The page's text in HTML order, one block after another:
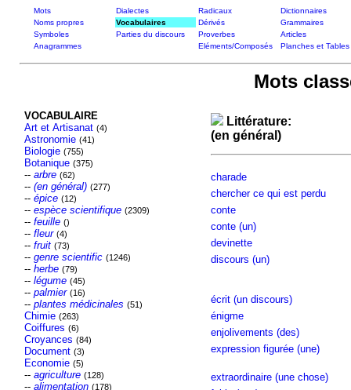
Mots Dialectes Radicaux
Dictionnaires
Noms propres
Vocabulaires Dérivés
Grammaires
Symboles
Parties du discours Proverbes
Articles
Anagrammes
Eléments/Composés Planches et Tables
Mots
VOCABULAIRE
Art et Artisanat (4)
Astronomie (41)
Biologie (755)
Botanique (375)
-- arbre (62)
-- (en général) (277)
-- épice (12)
-- espèce scientifique (2309)
-- feuille ()
-- fleur (4)
-- fruit (73)
-- genre scientific (1246)
-- herbe (79)
-- légume (45)
-- palmier (16)
-- plantes médicinales (51)
Chimie (263)
Coiffures (6)
Croyances (84)
Document (3)
Economie (5)
-- agriculture (128)
-- alimentation (178)
Littérature:
(en général)
charade
chercher ce qui est perdu
conte
conte (un)
devinette
discours (un)
écrit (un discours)
énigme
enjolivements (des)
expression figurée (une)
extraordinaire (une chose)